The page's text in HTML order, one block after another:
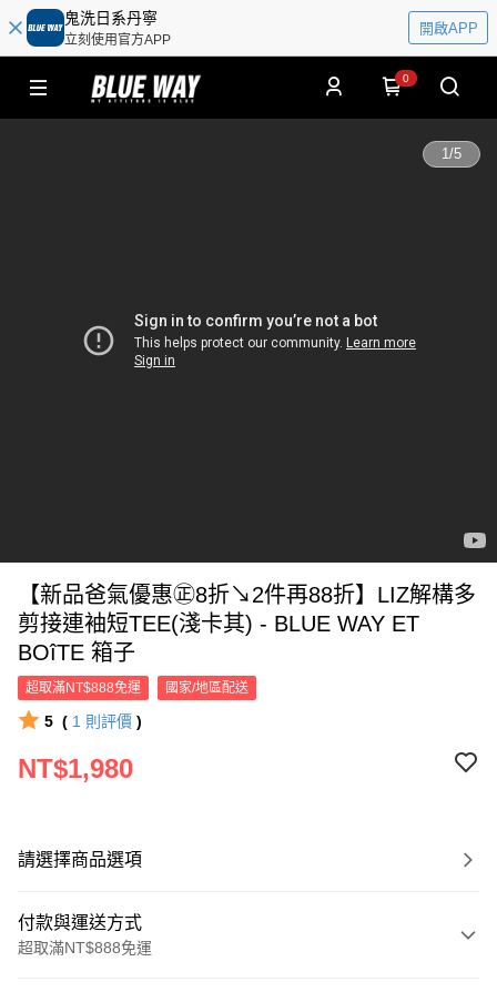
鬼洗日系丹寧
立刻使用官方APP
開啟APP
0
1/5
【新品爸氣優惠㊣8折↘2件再88折】LIZ解構多
剪接連袖短TEE(淺卡其) - BLUE WAY ET
BOîTE 箱子
超取滿NT$888免運 國家/地區配送
5 ( 1 則評價 )
NT$1,980
請選擇商品選項
付款與運送方式
超取滿NT$888免運